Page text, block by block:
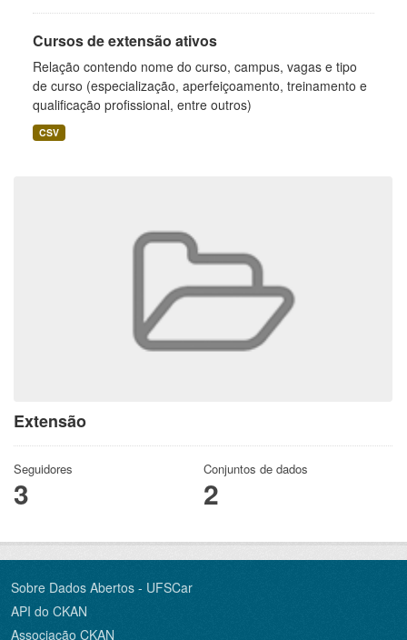
Extensão
Seguidores
3
Conjuntos de dados
2
Cursos de extensão ativos
Relação contendo nome do curso, campus, vagas e tipo
de curso (especialização, aperfeiçoamento, treinamento e
qualificação profissional, entre outros)
CSV
Sobre Dados Abertos - UFSCar
API do CKAN
Associação CKAN